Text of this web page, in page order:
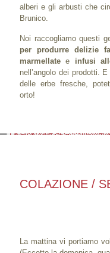
alberi e gli arbusti che
Brunico.
Noi raccogliamo questi
per produrre delizie
marmellate e infusi
nell’angolo dei prodotti.
delle erbe fresche,
orto!
COLAZIONE /
La mattina vi portiamo